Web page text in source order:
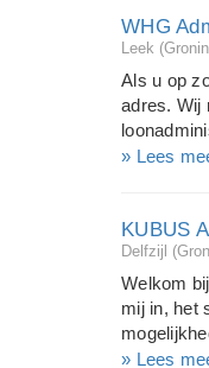
langdurige
cliënten
fouten en
WHG
Leek
Als u op
adres. Wij
hebben
meeste
meesten
weer een
voor u
» Lees
KUBUS
Delfzijl
Welkom
mij in, het
komen tot
» Lees